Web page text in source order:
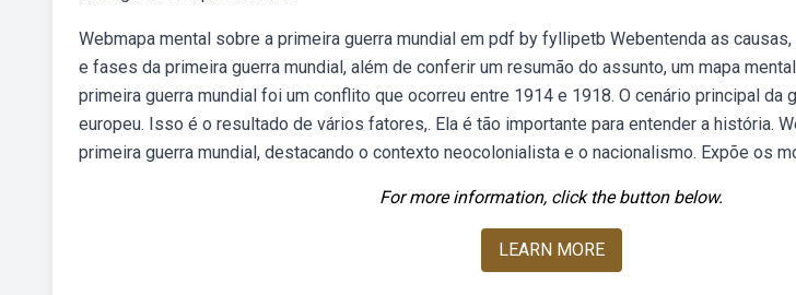
Webmapa mental sobre a primeira guerra mundial em pdf by fyllipetb Webentenda as
e fases da primeira guerra mundial, além de conferir um resumão do assunto, um mapa
primeira guerra mundial foi um conflito que ocorreu entre 1914 e 1918. O cenário principal da
europeu. Isso é o resultado de vários fatores,. Ela é tão importante para entender a história.
primeira guerra mundial, destacando o contexto neocolonialista e o nacionalismo. Expõe os
For more information, click the button below.
LEARN MORE